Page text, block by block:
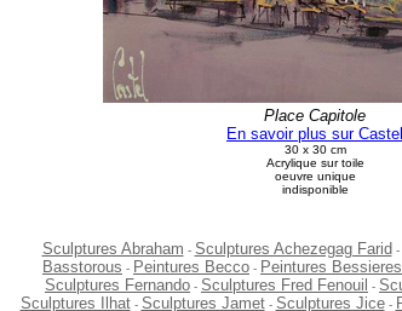
Place Capitole
En savoir plus sur Castel
30 x 30 cm
Acrylique sur toile
oeuvre unique
indisponible
Sculptures Abraham - Sculptures Achezegag Farid -
Basstorous - Peintures Becco - Peintures Bessieres
Sculptures Fernando - Sculptures Fred Fenouil -
Sculptures Ilhat- Sculptures Jamet- Sculptures Jice-